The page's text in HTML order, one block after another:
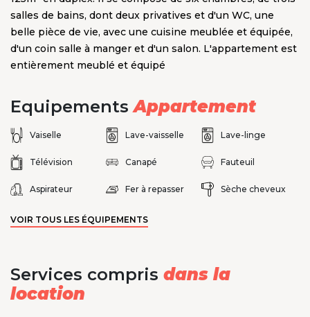
salles de bains, dont deux privatives et d'un WC, une
belle pièce de vie, avec une cuisine meublée et équipée,
d'un coin salle à manger et d'un salon. L'appartement est
entièrement meublé et équipé
EquipementsAppartement
Vaiselle Lave-vaisselle Lave-linge
Télévision Canapé Fauteuil
Aspirateur Fer à repasser Sèche cheveux
VOIR TOUS LES ÉQUIPEMENTS
Services compris dans la
location